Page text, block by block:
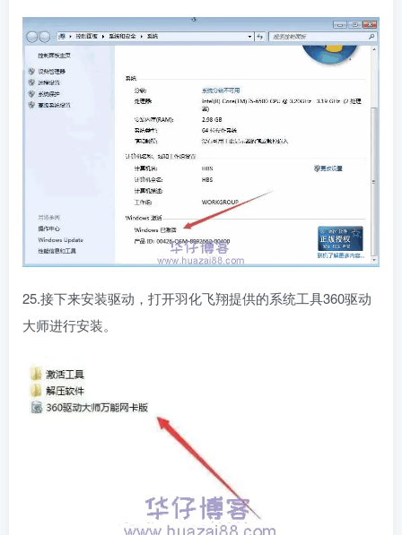
25.接下来安装驱动，打开羽化飞翔提供的系统工具360驱动
大师进行安装。